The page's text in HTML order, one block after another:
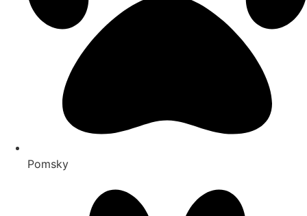
Pomsky